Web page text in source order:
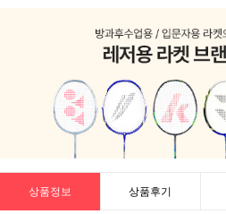
상품정보 상품후기